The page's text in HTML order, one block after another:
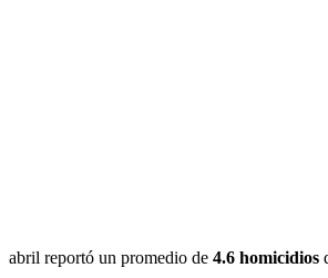
abril reportó un promedio de 4.6 homicidios